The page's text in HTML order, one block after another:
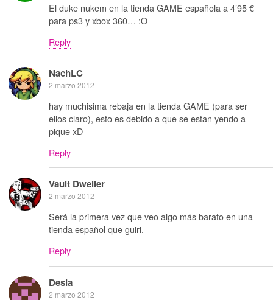
El duke nukem en la tienda GAME española a 4’95 €
para ps3 y xbox 360… :O
Reply
NachLC
2 marzo 2012
hay muchisima rebaja en la tienda GAME )para ser
ellos claro), esto es debido a que se estan yendo a
pique xD
Reply
Vault Dweller
2 marzo 2012
Será la primera vez que veo algo más barato en una
tienda español que guiri.
Reply
Desia
2 marzo 2012